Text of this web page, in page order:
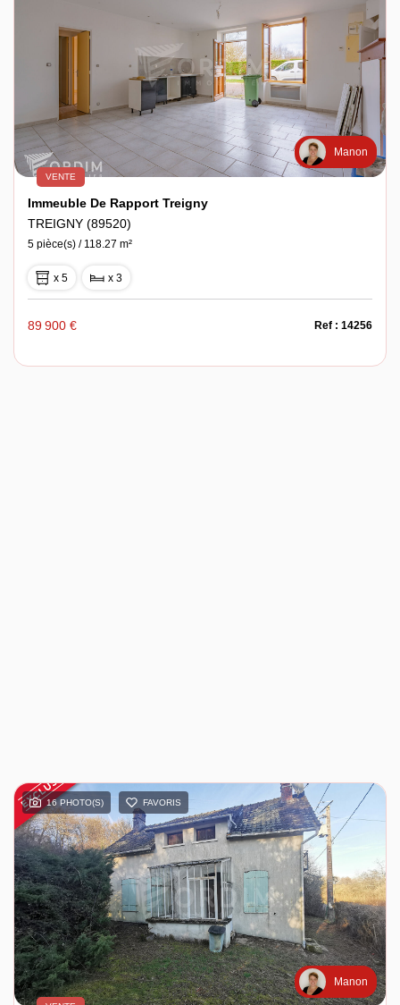
Manon
VENTE
Immeuble De Rapport Treigny
TREIGNY (89520)
5 pièce(s) / 118.27 m²
x 5 x 3
89 900 € Ref : 14256
16 PHOTO(S) FAVORIS
Manon